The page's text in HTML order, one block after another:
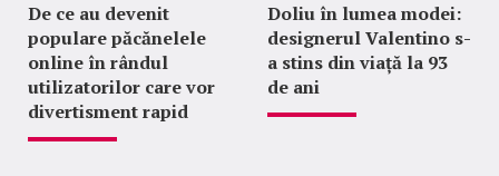
De ce au devenit
populare păcănelele
online în rândul
utilizatorilor care vor
divertisment rapid
Doliu în lumea modei:
designerul Valentino s-
a stins din viață la 93
de ani